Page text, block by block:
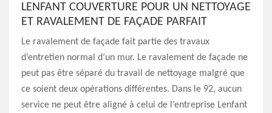
LENFANT COUVERTURE POUR UN NETTOYAGE
ET RAVALEMENT DE FAÇADE PARFAIT
Le ravalement de façade fait partie des travaux
d’entretien normal d’un mur. Le ravalement de façade ne
peut pas être séparé du travail de nettoyage malgré que
ce soient deux opérations différentes. Dans le 92, aucun
service ne peut être aligné à celui de l’entreprise Lenfant